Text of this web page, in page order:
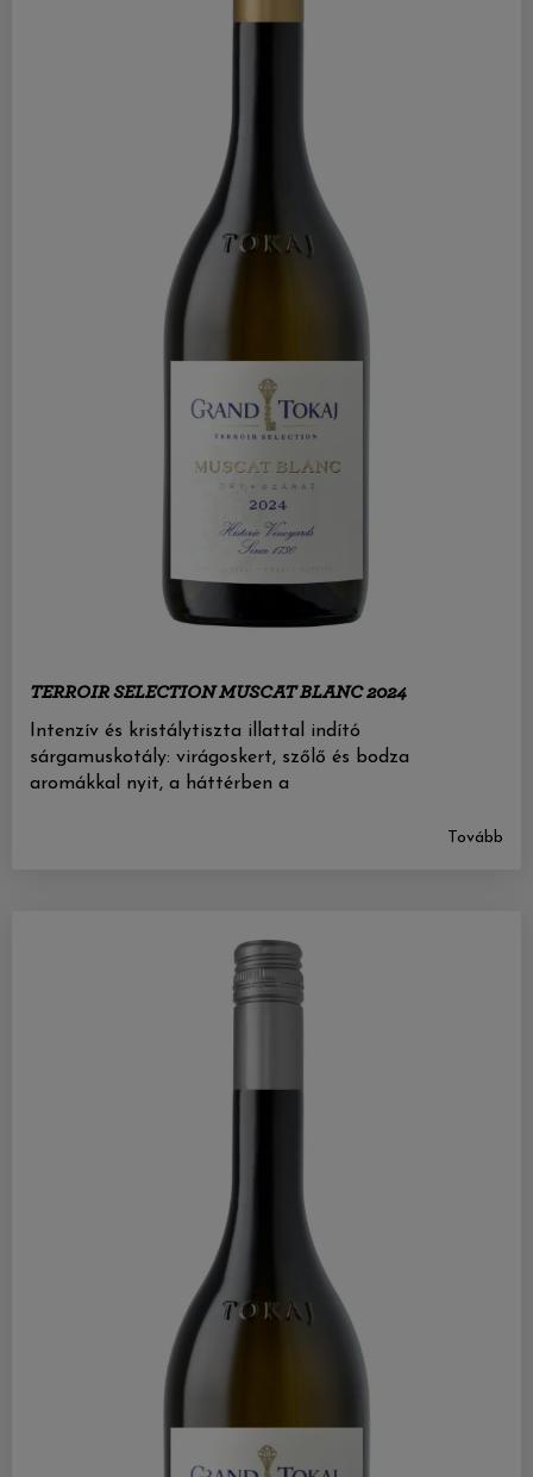
TERROIR SELECTION MUSCAT BLANC 2024
Intenzív és kristálytiszta illattal indító
sárgamuskotály: virágoskert, szőlő és bodza
aromákkal nyit, a háttérben a
Tovább